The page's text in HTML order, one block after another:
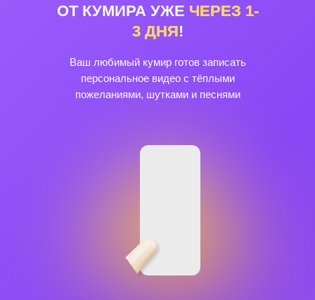
Ваш любимый кумир готов записать
персональное видео с тёплыми
пожеланиями, шутками и песнями
ОТ КУМИРА УЖЕ ЧЕРЕЗ 1-
3 ДНЯ!